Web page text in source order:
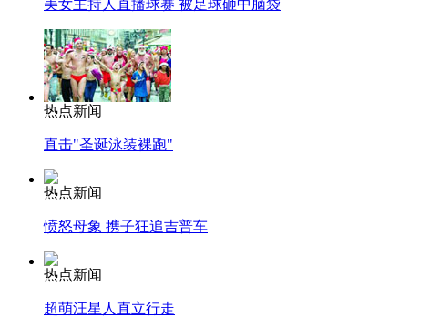
美女主持人直播球赛 被足球砸中脑袋
热点新闻
直击"圣诞泳装裸跑"
热点新闻
愤怒母象 携子狂追吉普车
热点新闻
超萌汪星人直立行走